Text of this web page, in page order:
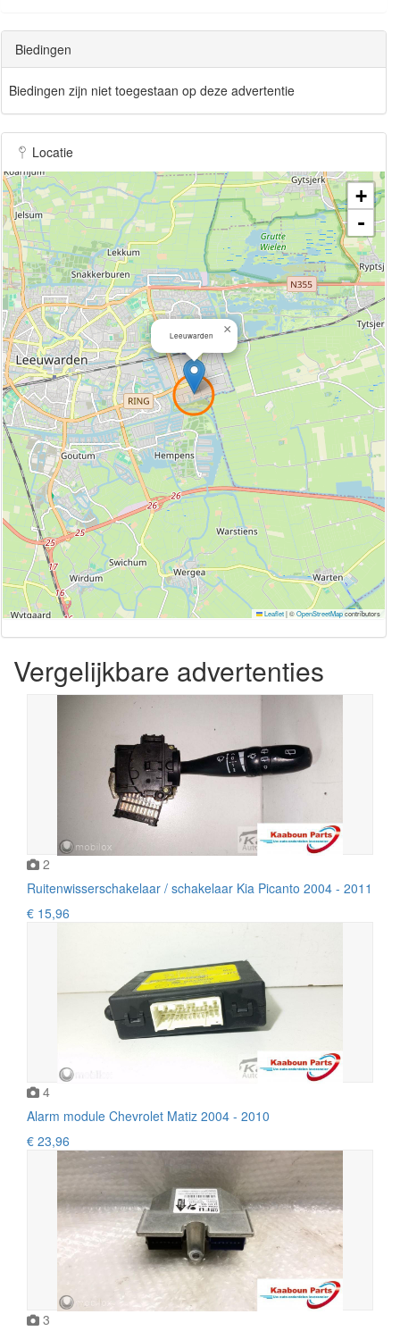
Biedingen
Biedingen zijn niet toegestaan op deze advertentie
Locatie
Leeuwarden ×
+
-
Leaflet|©OpenStreetMapcontributors
Vergelijkbare advertenties
2
Ruitenwisserschakelaar / schakelaar Kia Picanto 2004 - 2011
€ 15,96
4
Alarm module Chevrolet Matiz 2004 - 2010
€ 23,96
3